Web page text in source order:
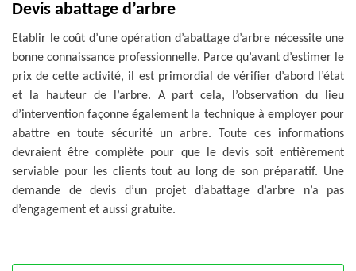
Devis abattage d’arbre
Etablir le coût d’une opération d’abattage d’arbre nécessite une
bonne connaissance professionnelle. Parce qu’avant d’estimer le
prix de cette activité, il est primordial de vérifier d’abord l’état
et la hauteur de l’arbre. A part cela, l’observation du lieu
d’intervention façonne également la technique à employer pour
abattre en toute sécurité un arbre. Toute ces informations
devraient être complète pour que le devis soit entièrement
serviable pour les clients tout au long de son préparatif. Une
demande de devis d’un projet d’abattage d’arbre n’a pas
d’engagement et aussi gratuite.